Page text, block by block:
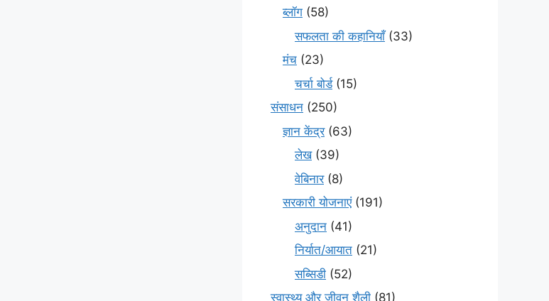
ब्लॉग (58)
सफलता की कहानियाँ(33)
मंच (23)
चर्चा बोर्ड(15)
संसाधन (250)
ज्ञान केंद्र(63)
लेख(39)
वेबिनार(8)
सरकारी योजनाएं(191)
अनुदान (41)
निर्यात/आयात (21)
सब्सिडी (52)
स्वास्थ्य और जीवन शैली (81)